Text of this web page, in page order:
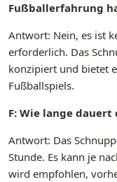
Fußballerfahrung
Antwort: Nein, es ist
erforderlich. Das
konzipiert und bietet
Fußballspiels.
F: Wie lange
Antwort: Das
Stunde. Es kann je
wird empfohlen,